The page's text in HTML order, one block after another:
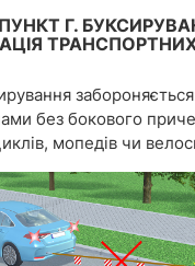
ПУНКТ Г.
без бокового
мопедів чи